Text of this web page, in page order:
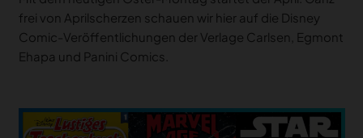
frei von Aprilscherzen schauen wir hier auf die Disney
Comic-Veröffentlichungen der Verlage Carlsen, Egmont
Ehapa und Panini Comics.